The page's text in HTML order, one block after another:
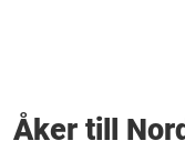
Åker till